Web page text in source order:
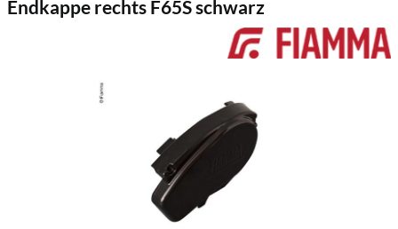
Endkappe rechts F65S schwarz